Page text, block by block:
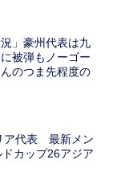
」豪州代表は九
被弾もノーゴー
のつま先程度の
ア代表 最新メン
カップ26アジア